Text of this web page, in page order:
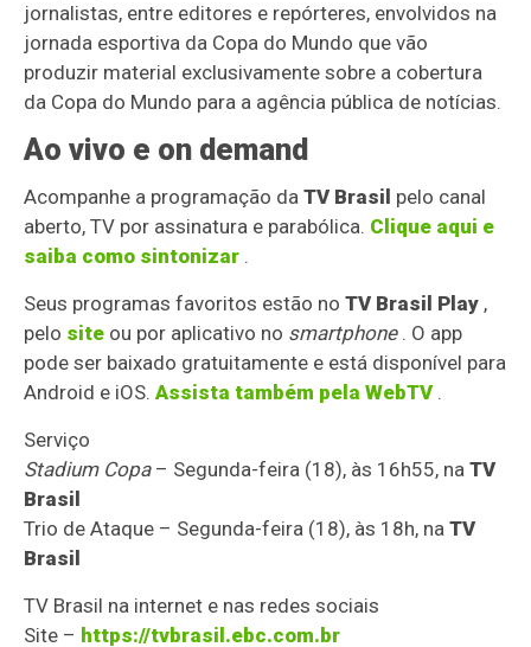
jornalistas, entre editores e repórteres, envolvidos na
jornada esportiva da Copa do Mundo que vão
produzir material exclusivamente sobre a cobertura
da Copa do Mundo para a agência pública de notícias.
Ao vivo e on demand
Acompanhe a programação daTV Brasil pelo canal
aberto, TV por assinatura e parabólica. Clique aqui e
saiba como sintonizar .
Seus programas favoritos estão noTV Brasil Play ,
pelo site ou por aplicativo no smartphone. O app
pode ser baixado gratuitamente e está disponível para
Android e iOS.Assista também pela WebTV.
Serviço
Stadium Copa– Segunda-feira (18), às 16h55, naTV
Brasil
Trio de Ataque – Segunda-feira (18), às 18h, naTV
Brasil
TV Brasil na internet e nas redes sociais
Site – https://tvbrasil.ebc.com.br